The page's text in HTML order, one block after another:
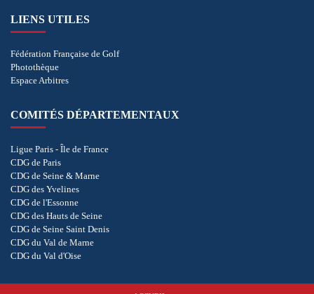
LIENS UTILES
Fédération Française de Golf
Photothèque
Espace Arbitres
COMITÉS DÉPARTEMENTAUX
Ligue Paris - Île de France
CDG de Paris
CDG de Seine & Marne
CDG des Yvelines
CDG de l'Essonne
CDG des Hauts de Seine
CDG de Seine Saint Denis
CDG du Val de Marne
CDG du Val d'Oise